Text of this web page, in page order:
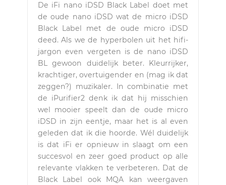
De iFi nano iDSD Black Label doet met
de oude nano iDSD wat de micro iDSD
Black Label met de oude micro iDSD
deed. Als we de hyperbolen uit het hifi-
jargon even vergeten is de nano iDSD
BL gewoon duidelijk beter. Kleurrijker,
krachtiger, overtuigender en (mag ik dat
zeggen?) muzikaler. In combinatie met
de iPurifier2 denk ik dat hij misschien
wel mooier speelt dan de oude micro
iDSD in zijn eentje, maar het is al even
geleden dat ik die hoorde. Wél duidelijk
is dat iFi er opnieuw in slaagt om een
succesvol en zeer goed product op alle
relevante vlakken te verbeteren. Dat de
Black Label ook MQA kan weergaven